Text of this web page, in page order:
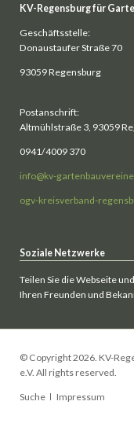
KV-Regensburg für
Geschäftsstelle:
Donaustaufer Straße 70
93059 Regensburg
Postanschrift:
Altmühlstraße 3, 93059
0941/4009 370
info@kv-
ogv-kreisverband-
Soziale Netzwerke
Teilen Sie die Webseite
Ihren Freunden und
© Copyright 2026. KV-
e.V. All rights reserved.
Navigation
Suche Impressum